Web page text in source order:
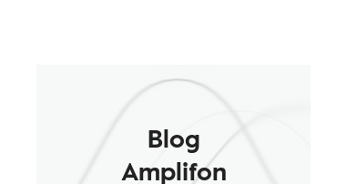
Blog
Amplifon